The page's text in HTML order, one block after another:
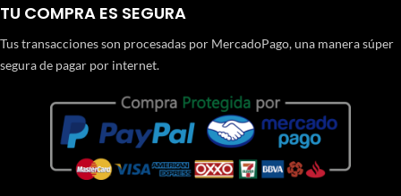
TU COMPRA ES SEGURA
Tus transacciones son procesadas por MercadoPago, una manera súper
segura de pagar por internet.